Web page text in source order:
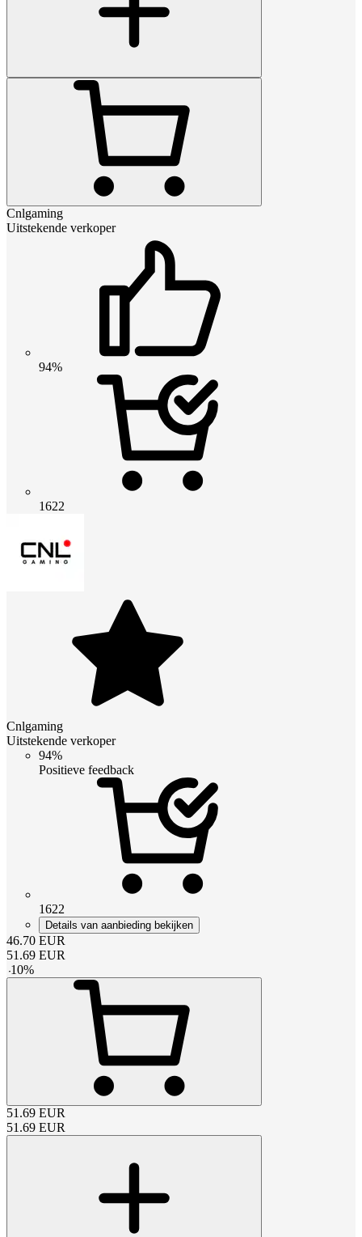
Cnlgaming
Uitstekende verkoper
94%
1622
Cnlgaming
Uitstekende verkoper
94%
Positieve feedback
1622
Details van aanbieding bekijken
46.70 EUR
51.69 EUR
-10%
51.69 EUR
51.69 EUR